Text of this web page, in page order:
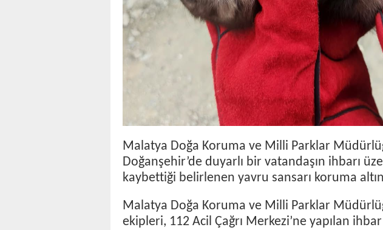
Malatya Doğa Koruma ve Milli Parklar
Doğanşehir’de duyarlı bir vatandaşın ihbarı
kaybettiği belirlenen yavru sansarı koruma
Malatya Doğa Koruma ve Milli Parklar
ekipleri, 112 Acil Çağrı Merkezi’ne yapılan